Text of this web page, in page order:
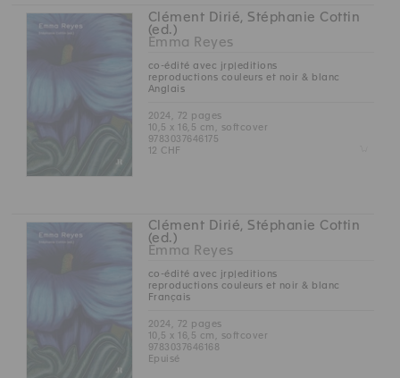
Clément Dirié, Stéphanie Cottin
(ed.)
Emma Reyes
co-édité avec jrp|editions
reproductions couleurs et noir & blanc
Anglais
2024, 72 pages
10,5 x 16,5 cm, softcover
9783037646175
12 CHF
Clément Dirié, Stéphanie Cottin
(ed.)
Emma Reyes
co-édité avec jrp|editions
reproductions couleurs et noir & blanc
Français
2024, 72 pages
10,5 x 16,5 cm, softcover
9783037646168
Epuisé